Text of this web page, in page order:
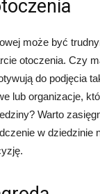
może być
otoczenia. Czy
do podjęcia
lub organizacje,
Warto
w dziedzinie